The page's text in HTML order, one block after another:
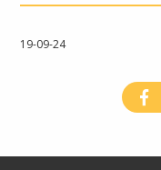
19-09-24